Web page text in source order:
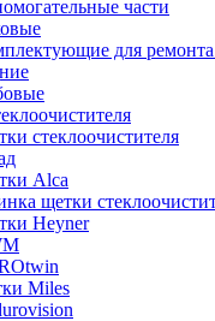
части
для ремонта
стеклоочистителя
Alca
щетки
Heyner
Miles